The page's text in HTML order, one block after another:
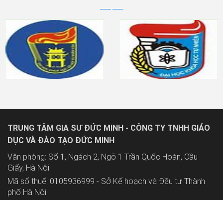
TRUNG TÂM GIA SƯ ĐỨC MINH - CÔNG TY TNHH GIÁO
DỤC VÀ ĐÀO TẠO ĐỨC MINH
Văn phòng: Số 1, Ngách 2, Ngõ 1 Trần Quốc Hoàn, Cầu
Giấy, Hà Nội.
Mã số thuế: 0105936999 - Sở Kế hoạch và Đầu tư Thành
phố Hà Nội